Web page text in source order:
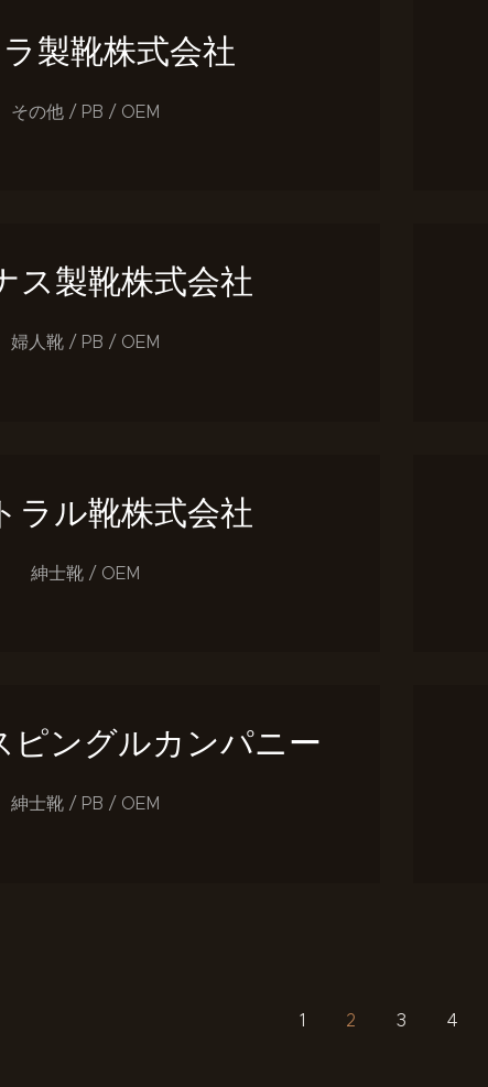
製靴株式会社
その他 / PB / OEM
ス製靴株式会社
婦人靴 / PB / OEM
ラル靴株式会社
紳士靴 / OEM
ピングルカンパニー
紳士靴 / PB / OEM
PAGE
1 PAGE
2 PAGE
3 PAGE
4